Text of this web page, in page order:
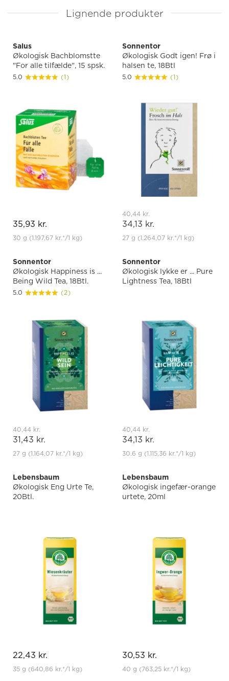
Lignende produkter
Salus
Økologisk Bachblomstte
"For alle tilfælde", 15 spsk.
5.0 (1)
35,93 kr.
30 g (1.197,67 kr.*/1 kg)
Sonnentor
Økologisk Godt igen! Frø i
halsen te, 18Btl
5.0 (1)
40,44 kr.
34,13 kr.
27 g (1.264,07 kr.*/1 kg)
Sonnentor
Økologisk Happiness is ...
Being Wild Tea, 18Btl.
5.0 (2)
40,44 kr.
31,43 kr.
27 g (1.164,07 kr.*/1 kg)
Sonnentor
Økologisk lykke er ... Pure
Lightness Tea, 18Btl
40,44 kr.
34,13 kr.
30.6 g (1.115,36 kr.*/1 kg)
Lebensbaum
Økologisk Eng Urte Te,
20Btl.
22,43 kr.
35 g (640,86 kr.*/1 kg)
Lebensbaum
Økologisk ingefær-orange
urtete, 20ml
30,53 kr.
40 g (763,25 kr.*/1 kg)